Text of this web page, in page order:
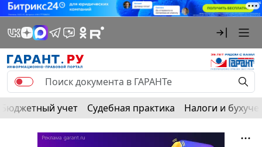
Бюджетный учет Судебная практика Налоги и